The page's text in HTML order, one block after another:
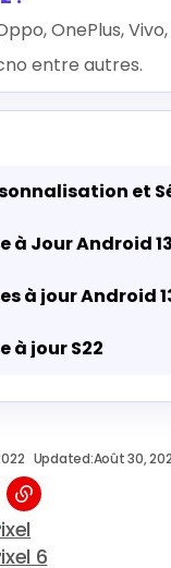
et
à Jour Android 13
à jour S22
Updated:Août 30,
Add a comment